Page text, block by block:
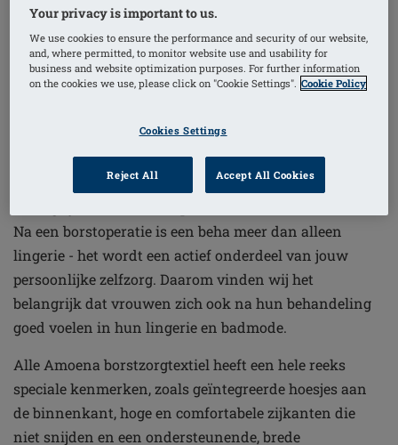
jaar door verkrijgbaar is
Als toonaangevende leverancier van medische
hulpmiddelen voor vrouwen na borstoperaties, stelt
Naast verzorgingsproducten voor postoperatief herstel
en 's werelds grootste selectie borstprothesen en
shapers, zijn prothesebeha’s en badmode een ander
Na een borstoperatie is een beha meer dan alleen
lingerie - het wordt een actief onderdeel van jouw
persoonlijke zelfzorg. Daarom vinden wij het
belangrijk dat vrouwen zich ook na hun behandeling
goed voelen in hun lingerie en badmode.
Alle Amoena borstzorgtextiel heeft een hele reeks
speciale kenmerken, zoals geïntegreerde hoesjes aan
de binnenkant, hoge en comfortabele zijkanten die
niet snijden en een ondersteunende, brede
Your privacy is important to us.
We use cookies to ensure the performance and security of our website,
and, where permitted, to monitor website use and usability for
business and website optimization purposes. For further information
on the cookies we use, please click on "Cookie Settings". Cookie Policy
Cookies Settings
Reject All Accept All Cookies